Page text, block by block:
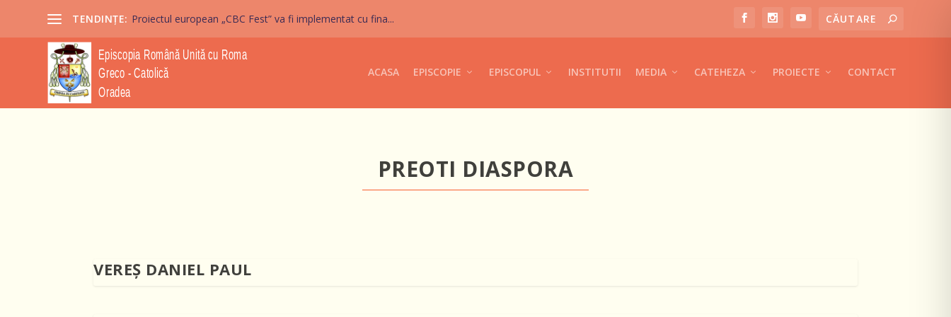
TENDINȚE: Proiectul european „CBC Fest” va fi implementat cu fina...
ACASA EPISCOPIE EPISCOPUL INSTITUTII MEDIA CATEHEZA PROIECTE CONTACT
PREOTI DIASPORA
VEREŞ DANIEL PAUL